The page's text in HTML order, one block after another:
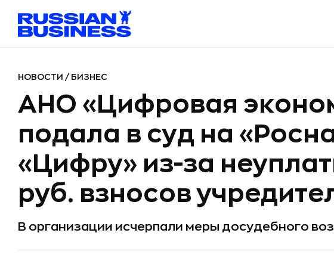
НОВОСТИ / БИЗНЕС
АНО «Цифровая
подала в суд на
«Цифру» из-за
руб. взносов
В организации исчерпали меры досудебного